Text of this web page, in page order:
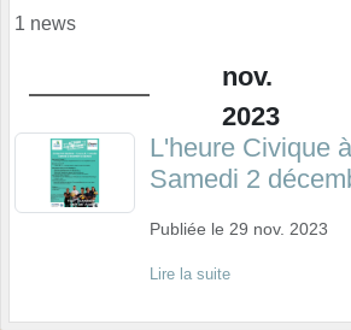
1 news
nov.
2023
L'heure Civique
Samedi 2
Publiée le 29 nov. 2023
Lire la suite